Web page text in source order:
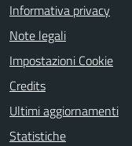
Informativa privacy
Note legali
Impostazioni Cookie
Credits
Ultimi aggiornamenti
Statistiche